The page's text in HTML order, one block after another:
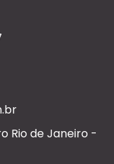
Rio de Janeiro -